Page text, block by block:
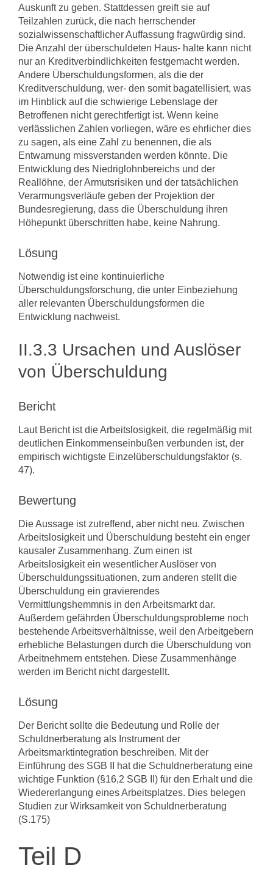
Auskunft zu geben. Stattdessen greift sie auf
Teilzahlen zurück, die nach herrschender
sozialwissenschaftlicher Auffassung fragwürdig sind.
Die Anzahl der überschuldeten Haus- halte kann nicht
nur an Kreditverbindlichkeiten festgemacht werden.
Andere Überschuldungsformen, als die der
Kreditverschuldung, wer- den somit bagatellisiert, was
im Hinblick auf die schwierige Lebenslage der
Betroffenen nicht gerechtfertigt ist. Wenn keine
verlässlichen Zahlen vorliegen, wäre es ehrlicher dies
zu sagen, als eine Zahl zu benennen, die als
Entwarnung missverstanden werden könnte. Die
Entwicklung des Niedriglohnbereichs und der
Reallöhne, der Armutsrisiken und der tatsächlichen
Verarmungsverläufe geben der Projektion der
Bundesregierung, dass die Überschuldung ihren
Höhepunkt überschritten habe, keine Nahrung.
Lösung
Notwendig ist eine kontinuierliche
Überschuldungsforschung, die unter Einbeziehung
aller relevanten Überschuldungsformen die
Entwicklung nachweist.
II.3.3 Ursachen und Auslöser
von Überschuldung
Bericht
Laut Bericht ist die Arbeitslosigkeit, die regelmäßig mit
deutlichen Einkommenseinbußen verbunden ist, der
empirisch wichtigste Einzelüberschuldungsfaktor (s.
47).
Bewertung
Die Aussage ist zutreffend, aber nicht neu. Zwischen
Arbeitslosigkeit und Überschuldung besteht ein enger
kausaler Zusammenhang. Zum einen ist
Arbeitslosigkeit ein wesentlicher Auslöser von
Überschuldungssituationen, zum anderen stellt die
Überschuldung ein gravierendes
Vermittlungshemmnis in den Arbeitsmarkt dar.
Außerdem gefährden Überschuldungsprobleme noch
bestehende Arbeitsverhältnisse, weil den Arbeitgebern
erhebliche Belastungen durch die Überschuldung von
Arbeitnehmern entstehen. Diese Zusammenhänge
werden im Bericht nicht dargestellt.
Lösung
Der Bericht sollte die Bedeutung und Rolle der
Schuldnerberatung als Instrument der
Arbeitsmarktintegration beschreiben. Mit der
Einführung des SGB II hat die Schuldnerberatung eine
wichtige Funktion (§16,2 SGB II) für den Erhalt und die
Wiedererlangung eines Arbeitsplatzes. Dies belegen
Studien zur Wirksamkeit von Schuldnerberatung
(S.175)
Teil D